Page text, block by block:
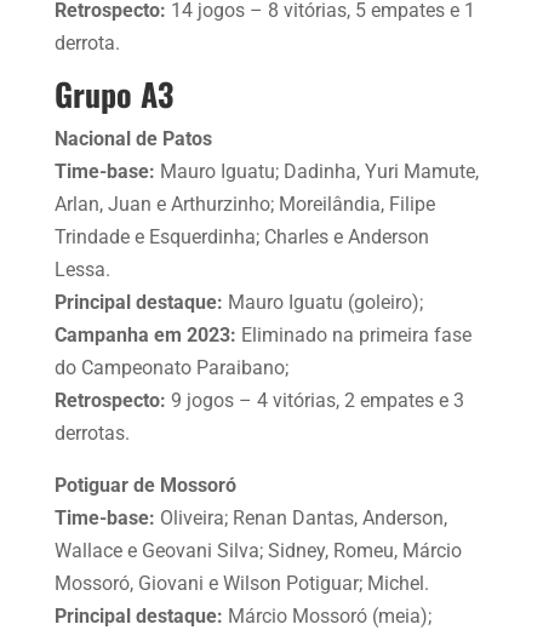
Retrospecto: 14 jogos – 8 vitórias, 5 empates e 1
derrota.
Grupo A3
Nacional de Patos
Time-base: Mauro Iguatu; Dadinha, Yuri Mamute,
Arlan, Juan e Arthurzinho; Moreilândia, Filipe
Trindade e Esquerdinha; Charles e Anderson
Lessa.
Principal destaque: Mauro Iguatu (goleiro);
Campanha em 2023: Eliminado na primeira fase
do Campeonato Paraibano;
Retrospecto: 9 jogos – 4 vitórias, 2 empates e 3
derrotas.
Potiguar de Mossoró
Time-base: Oliveira; Renan Dantas, Anderson,
Wallace e Geovani Silva; Sidney, Romeu, Márcio
Mossoró, Giovani e Wilson Potiguar; Michel.
Principal destaque: Márcio Mossoró (meia);